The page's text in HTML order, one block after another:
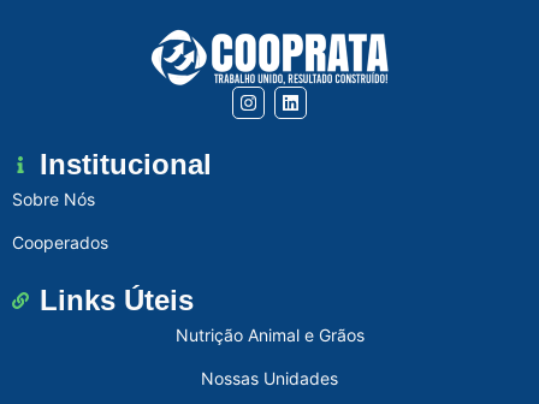
Institucional
Sobre Nós
Cooperados
Links Úteis
Nutrição Animal e Grãos
Nossas Unidades